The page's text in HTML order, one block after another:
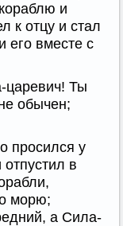
и
к отцу и стал
его вместе с
Ты
обычен;
просился у
в
морю;
а Сила-